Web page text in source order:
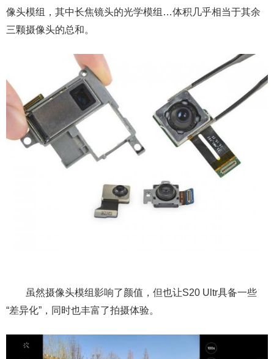
像头模组，其中长焦镜头的光学模组…体积几乎相当于其余
三颗摄像头的总和。
虽然摄像头模组影响了颜值，但也让S20 Ultr具备一些
“差异化”，同时也丰富了拍摄体验。